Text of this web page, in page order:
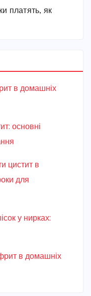
платять, як
в домашніх
основні
цистит в
для
у нирках:
в домашніх